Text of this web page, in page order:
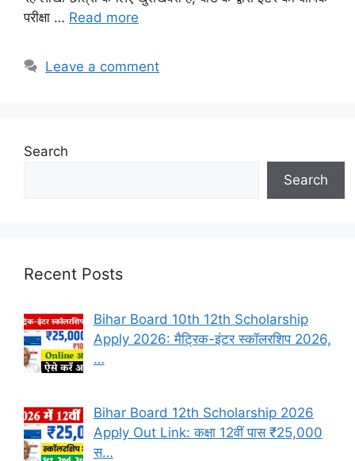
परीक्षा … Read more
Leave a comment
Search
Search
Recent Posts
Bihar Board 10th 12th Scholarship
Apply 2026: मैट्रिक-इंटर स्कॉलरशिप 2026,
…
Bihar Board 12th Scholarship 2026
Apply Out Link: कक्षा 12वीं पास ₹25,000
स…